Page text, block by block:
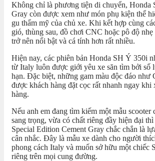
Không chỉ là phương tiện di chuyển, Honda
Gray còn được xem như món phụ kiện thể
gu thẩm mỹ của chủ xe. Khi kết hợp cùng
gió, thùng sau, đồ chơi CNC hoặc pô độ
trở nên nổi bật và cá tính hơn rất nhiều.
Hiện nay, các phiên bản Honda SH Ý 350i
từ Italy luôn được giới yêu xe săn tìm bởi số
hạn. Đặc biệt, những gam màu độc đáo như
được khách hàng đặt cọc rất nhanh ngay khi
hàng.
Nếu anh em đang tìm kiếm một mẫu scooter
sang trọng, vừa có chất riêng đầy hiện đại
Special Edition Cement Gray chắc chắn là
cân nhắc. Đây là mẫu xe dành cho người
phong cách Italy và muốn sở hữu một chiếc
riêng trên mọi cung đường.